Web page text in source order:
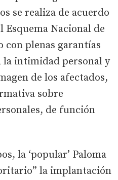
se realiza de acuerdo
Esquema Nacional de
con plenas garantías
la intimidad personal y
de los afectados,
sobre
de función
la ‘popular’ Paloma
la implantación